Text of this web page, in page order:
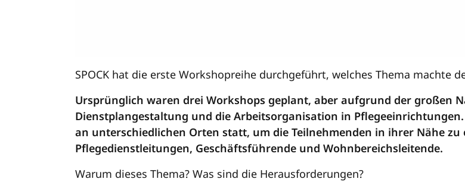
SPOCK hat die erste Workshopreihe durchgeführt, welches Thema machte
Ursprünglich waren drei Workshops geplant, aber aufgrund der großen
Dienstplangestaltung und die Arbeitsorganisation in
an unterschiedlichen Orten statt, um die Teilnehmenden in ihrer Nähe zu
Pflegedienstleitungen, Geschäftsführende und Wohnbereichsleitende.
Warum dieses Thema? Was sind die Herausforderungen?